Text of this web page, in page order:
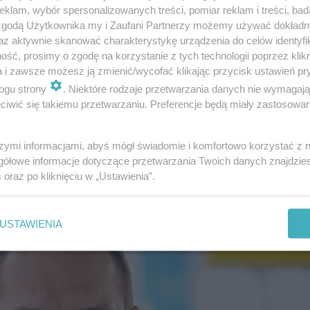
chodników, ścieżek rowerowych, przejść dla
pozwolenia na realizację całej inwestycji.
DO LOTNISKA W JASIONCE
wybór spersonalizowanych treści, pomiar reklam i treści,
Użytkownika my i Zaufani Partnerzy możemy używać
aktywnie skanować charakterystykę urządzenia do celów
prosimy o zgodę na korzystanie z tych technologii poprzez
i zawsze możesz ją zmienić/wycofać klikając przycisk ustawień
strony
. Niektóre rodzaje przetwarzania danych nie
się takiemu przetwarzaniu. Preferencje będą miały
informacjami, abyś mógł świadomie i komfortowo korzystać z
informacje dotyczące przetwarzania Twoich danych
oraz po kliknięciu w „Ustawienia”.
USTAWIENIA